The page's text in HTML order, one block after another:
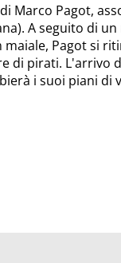
Marco Pagot,
A seguito di
Pagot si
di pirati. L'arrivo
i suoi piani di